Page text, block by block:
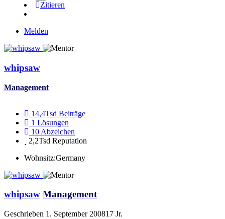
Zitieren
Melden
whipsaw
Management
14,4Tsd Beiträge
1 Lösungen
10 Abzeichen
2,2Tsd Reputation
Wohnsitz:Germany
whipsaw Management
Geschrieben 1. September 200817 Jr.